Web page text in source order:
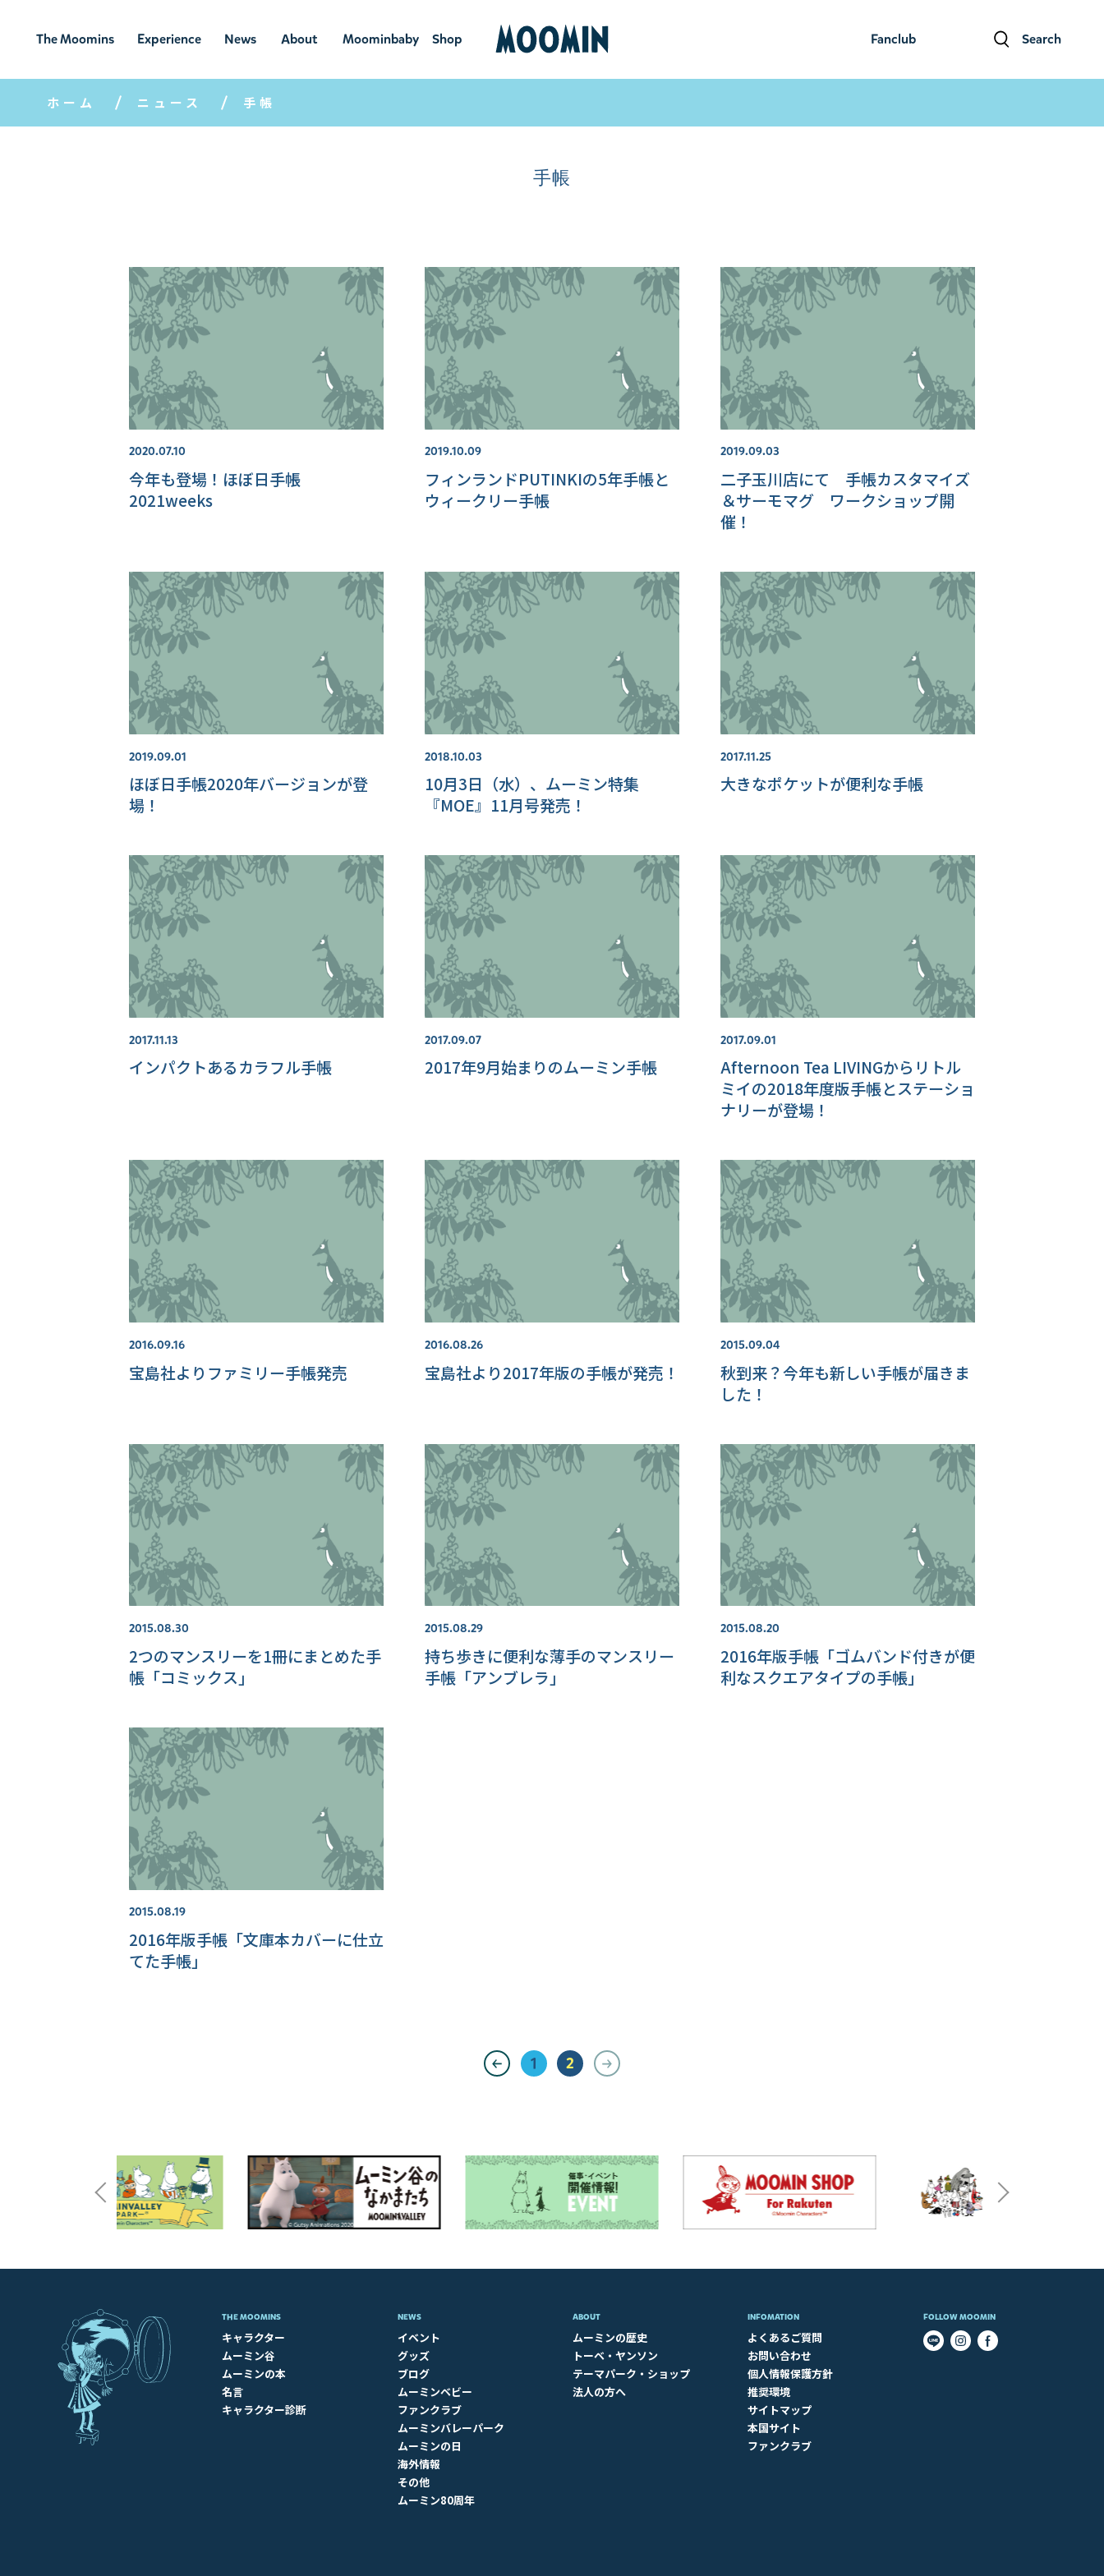
Fanclub Search
The Moomins
ムーミンの
世界
Experience
ムーミンの世
界を楽しむ
News
ニュ
ース
About
ムーミン
Moominbaby
ムーミンベ
Shop
ショ
ホーム ニュース 手帳
手帳
2020.07.10
今年も登場！ほぼ日手帳
2021weeks
2019.10.09
フィンランドPUTINKIの5年手帳と
ウィークリー手帳
2019.09.03
二子玉川店にて 手帳カスタマイズ
＆サーモマグ ワークショップ開
催！
2019.09.01
ほぼ日手帳2020年バージョンが登
場！
2018.10.03
10月3日（水）、ムーミン特集
『MOE』11月号発売！
2017.11.25
大きなポケットが便利な手帳
2017.11.13
インパクトあるカラフル手帳
2017.09.07
2017年9月始まりのムーミン手帳
2017.09.01
Afternoon Tea LIVINGからリトル
ミイの2018年度版手帳とステーショ
ナリーが登場！
2016.09.16
宝島社よりファミリー手帳発売
2016.08.26
宝島社より2017年版の手帳が発売！
2015.09.04
秋到来？今年も新しい手帳が届きま
した！
2015.08.30
2つのマンスリーを1冊にまとめた手
帳「コミックス」
2015.08.29
持ち歩きに便利な薄手のマンスリー
手帳「アンブレラ」
2015.08.20
2016年版手帳「ゴムバンド付きが便
利なスクエアタイプの手帳」
2015.08.19
2016年版手帳「文庫本カバーに仕立
てた手帳」
1 2
THE MOOMINS
キャラクター
ムーミン谷
ムーミンの本
名言
キャラクター診断
NEWS
イベント
グッズ
ブログ
ムーミンベビー
ファンクラブ
ムーミンバレーパーク
ムーミンの日
海外情報
その他
ムーミン80周年
ABOUT​
ムーミンの歴史
トーベ・ヤンソン
テーマパーク・ショップ
法人の方へ
INFOMATION
よくあるご質問
お問い合わせ
個人情報保護方針
推奨環境
サイトマップ
本国サイト
ファンクラブ
FOLLOW MOOMIN